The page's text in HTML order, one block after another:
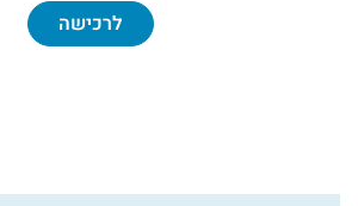
לרכישה